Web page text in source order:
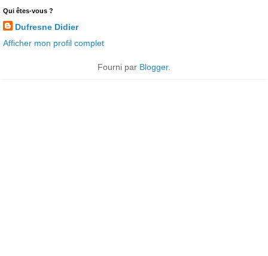
Qui êtes-vous ?
Dufresne Didier
Afficher mon profil complet
Fourni par Blogger.